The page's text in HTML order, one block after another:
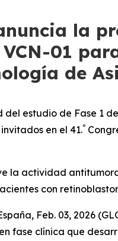
la
01
de
del estudio de Fase 1
en el 41.º
la actividad
con
Feb. 03, 2026
fase clínica que